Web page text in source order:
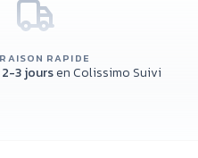
RAPIDE
2-3 joursen Colissimo Suivi